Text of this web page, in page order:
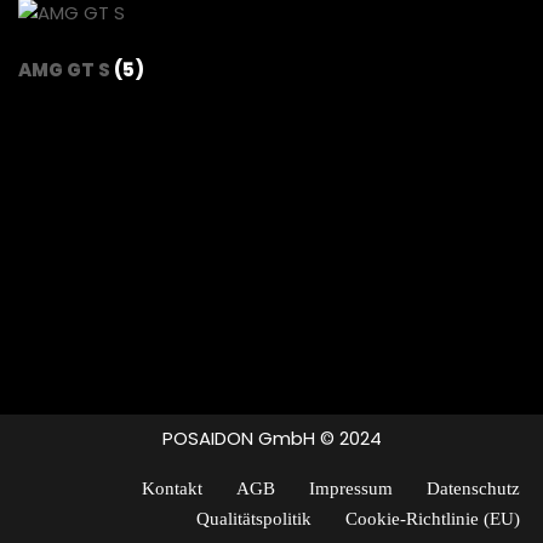
AMG GT S (5)
POSAIDON GmbH © 2024
Kontakt AGB Impressum
Datenschutz
Qualitätspolitik
Cookie-Richtlinie (EU)